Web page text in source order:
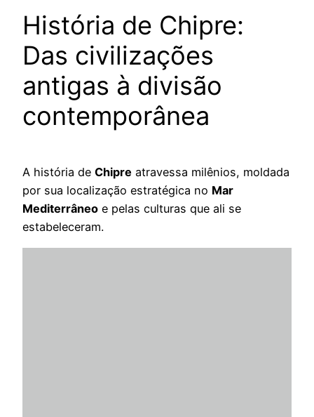
História de Chipre:
Das civilizações
antigas à divisão
contemporânea
A história de Chipre atravessa milênios, moldada
por sua localização estratégica no Mar
Mediterrâneo e pelas culturas que ali se
estabeleceram.